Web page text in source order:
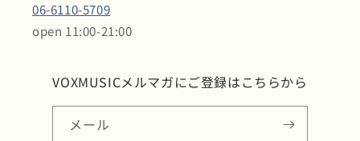
06-6110-5709
open 11:00-21:00
VOXMUSICメルマガにご登録はこちらから
メール